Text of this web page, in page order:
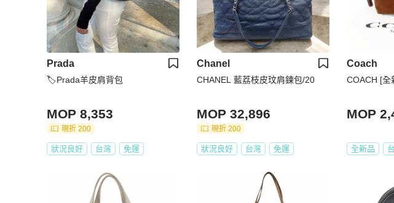
Prada
🏷Prada羊皮肩背包
MOP 8,353
現折 200
狀況良好 台灣 免運
Chanel
CHANEL 藍荔枝皮玟肩鍊包/20
MOP 32,896
現折 200
狀況良好 台灣 免運
Coach
COACH [全
MOP
全新品